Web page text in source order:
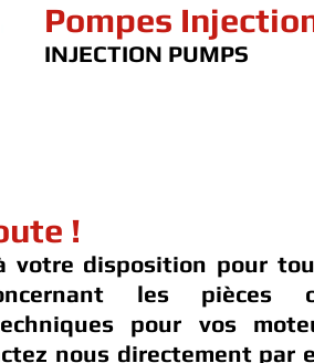
Pompes
INJECTION PUMPS
!
votre disposition pour
les pièces
pour vos
nous directement par